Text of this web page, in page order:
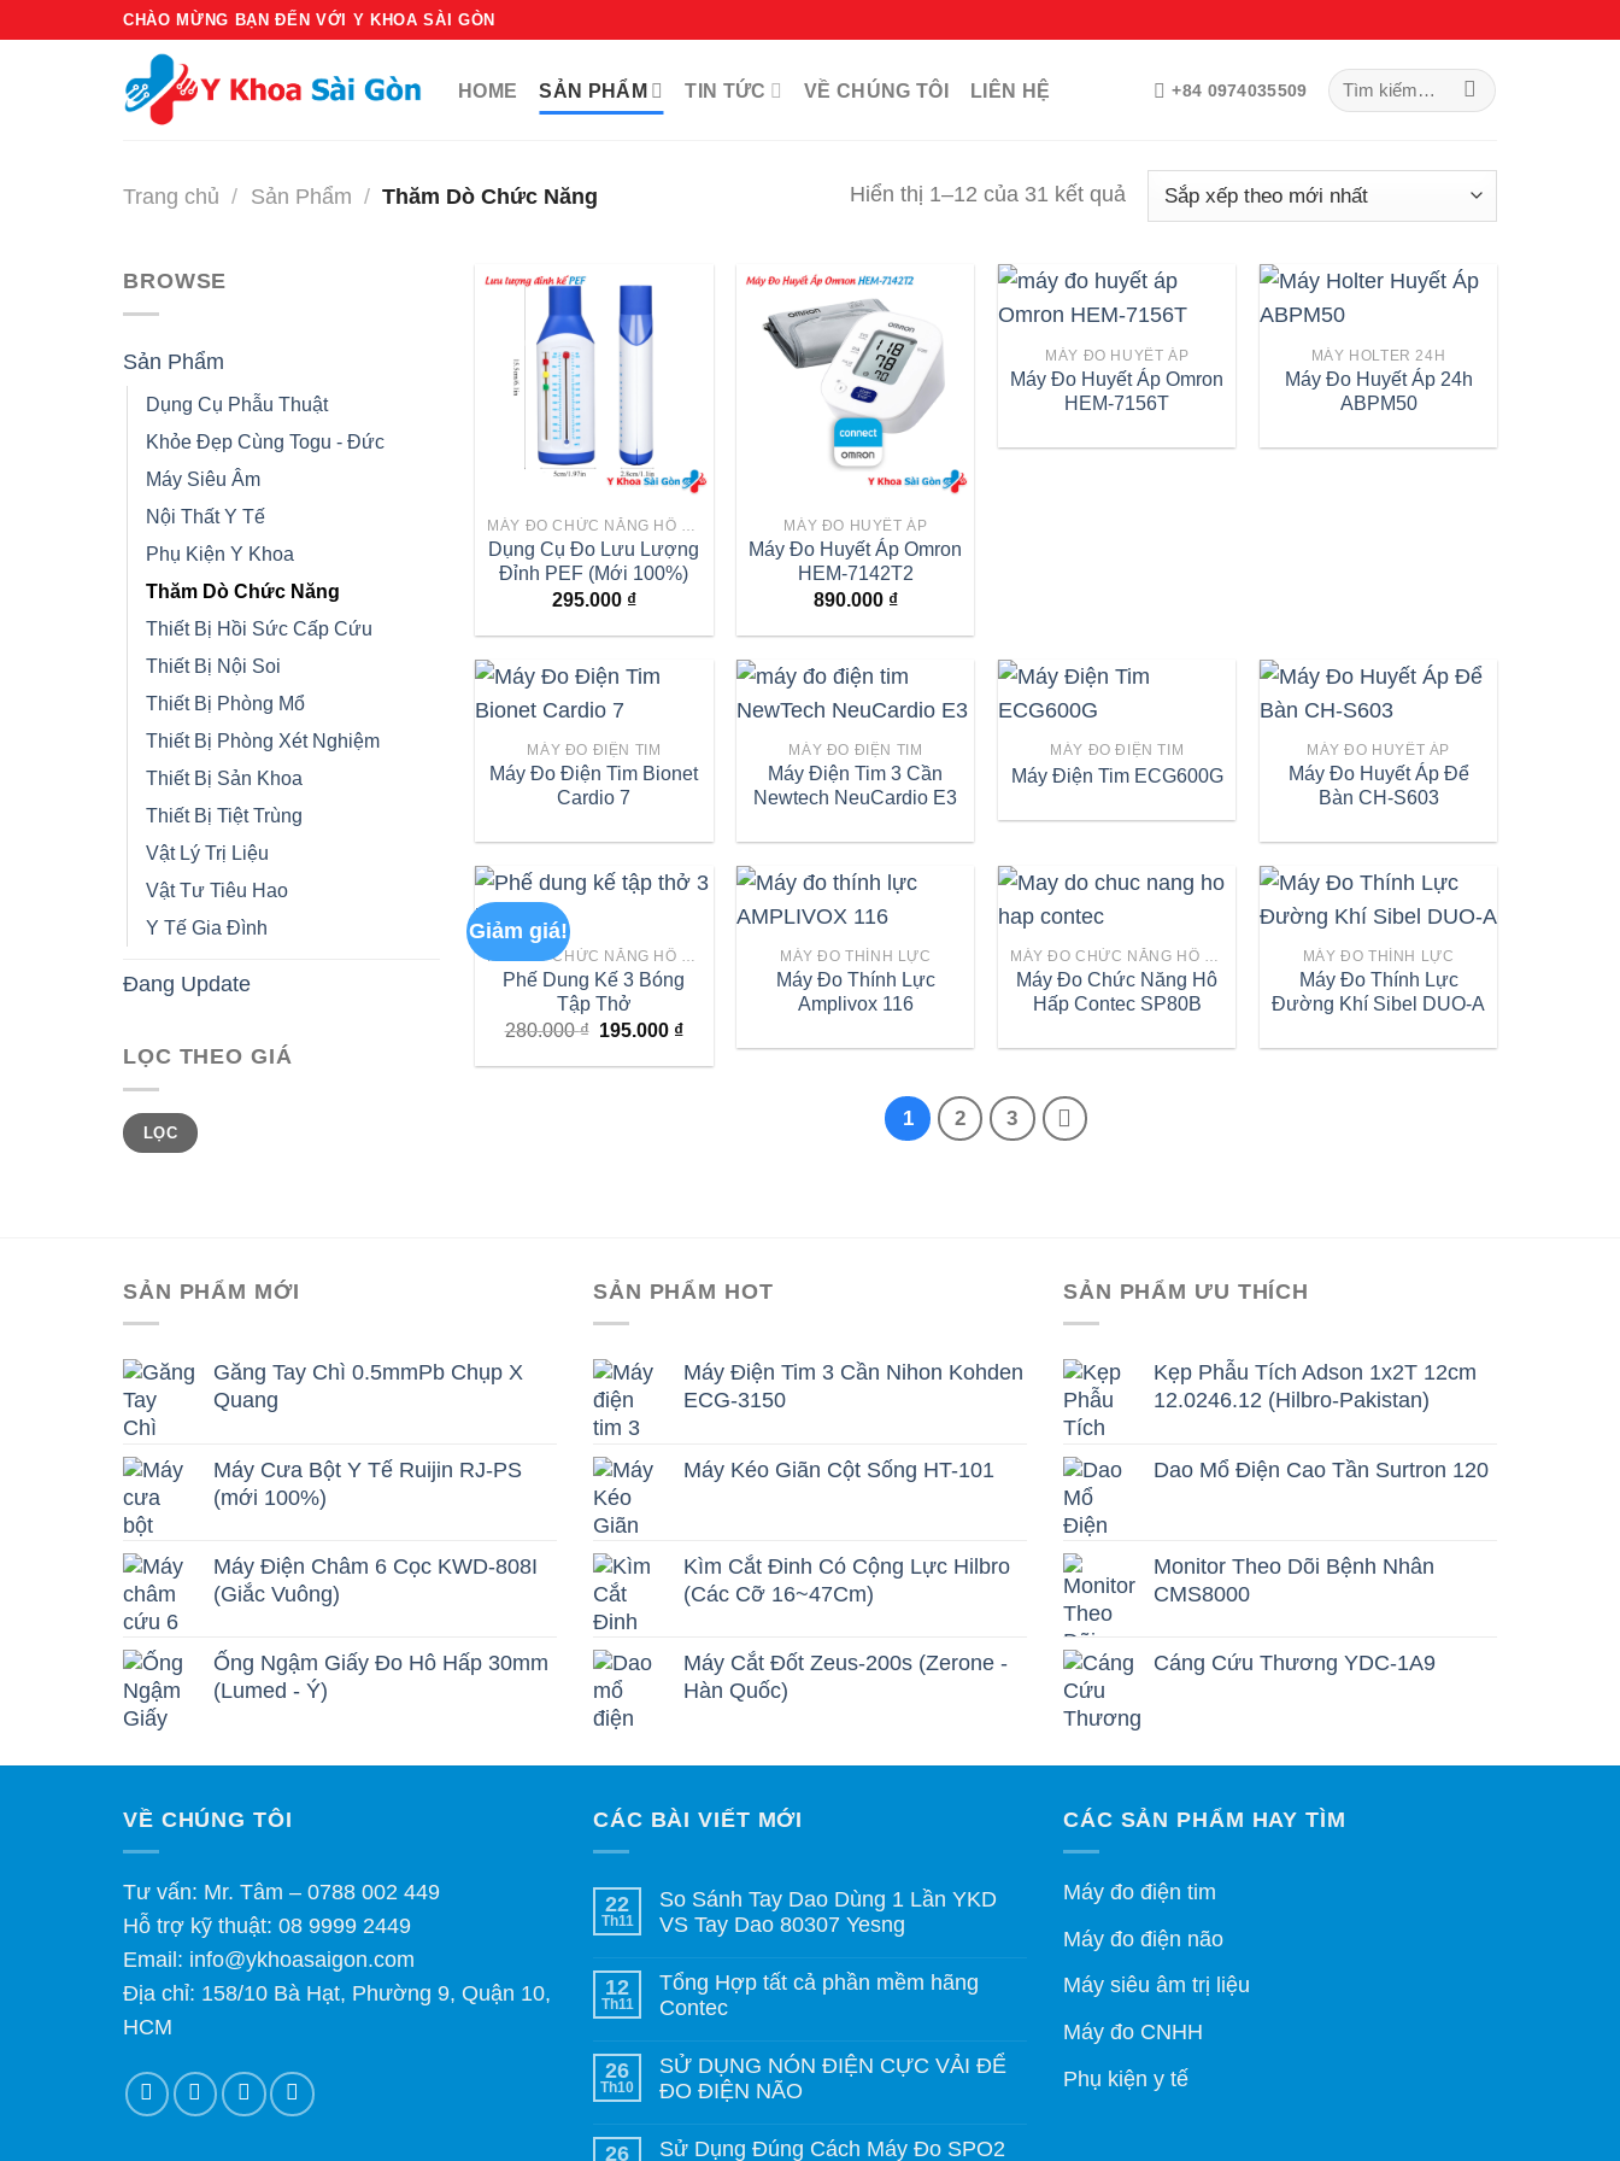
CHÀO MỪNG BẠN ĐẾN VỚI Y KHOA SÀI GÒN
HOME SẢN PHẨM TIN TỨC VỀ CHÚNG TÔI LIÊN HỆ +84 0974035509
Tìm
kiếm:
Trang chủ / Sản Phẩm / Thăm Dò Chức Năng Hiển thị 1–12 của 31 kết quả
sắp
theo
mới
nhất
BROWSE
Sản Phẩm
Dụng Cụ Phẫu Thuật
Khỏe Đẹp Cùng Togu - Đức
Máy Siêu Âm
Nội Thất Y Tế
Phụ Kiện Y Khoa
Thăm Dò Chức Năng
Thiết Bị Hồi Sức Cấp Cứu
Thiết Bị Nội Soi
Thiết Bị Phòng Mổ
Thiết Bị Phòng Xét Nghiệm
Thiết Bị Sản Khoa
Thiết Bị Tiệt Trùng
Vật Lý Trị Liệu
Vật Tư Tiêu Hao
Y Tế Gia Đình
Đang Update
LỌC THEO GIÁ
Giá
tối
thiểu
Giá
tối
đa
LỌC
MÁY ĐO CHỨC NĂNG HÔ HẤP
Dụng Cụ Đo Lưu Lượng
Đỉnh PEF (Mới 100%)
295.000 ₫
MÁY ĐO HUYẾT ÁP
Máy Đo Huyết Áp Omron
HEM-7142T2
890.000 ₫
MÁY ĐO HUYẾT ÁP
Máy Đo Huyết Áp Omron
HEM-7156T
MÁY HOLTER 24H
Máy Đo Huyết Áp 24h
ABPM50
MÁY ĐO ĐIỆN TIM
Máy Đo Điện Tim Bionet
Cardio 7
MÁY ĐO ĐIỆN TIM
Máy Điện Tim 3 Cần
Newtech NeuCardio E3
MÁY ĐO ĐIỆN TIM
Máy Điện Tim ECG600G
MÁY ĐO HUYẾT ÁP
Máy Đo Huyết Áp Để
Bàn CH-S603
Giảm giá!
MÁY ĐO CHỨC NĂNG HÔ HẤP
Phế Dung Kế 3 Bóng
Tập Thở
280.000₫ Giá
là:
195.000 ₫Giá
tại
MÁY ĐO THÍNH LỰC
Máy Đo Thính Lực
Amplivox 116
MÁY ĐO CHỨC NĂNG HÔ HẤP
Máy Đo Chức Năng Hô
Hấp Contec SP80B
MÁY ĐO THÍNH LỰC
Máy Đo Thính Lực
Đường Khí Sibel DUO-A
1 2 3
SẢN PHẨM MỚI
Găng Tay Chì 0.5mmPb Chụp X
Quang
Máy Cưa Bột Y Tế Ruijin RJ-PS
(mới 100%)
Máy Điện Châm 6 Cọc KWD-808I
(Giắc Vuông)
Ống Ngậm Giấy Đo Hô Hấp 30mm
(Lumed - Ý)
SẢN PHẨM HOT
Máy Điện Tim 3 Cần Nihon Kohden
ECG-3150
Máy Kéo Giãn Cột Sống HT-101
Kìm Cắt Đinh Có Cộng Lực Hilbro
(Các Cỡ 16~47Cm)
Máy Cắt Đốt Zeus-200s (Zerone -
Hàn Quốc)
SẢN PHẨM ƯU THÍCH
Kẹp Phẫu Tích Adson 1x2T 12cm
12.0246.12 (Hilbro-Pakistan)
Dao Mổ Điện Cao Tần Surtron 120
Monitor Theo Dõi Bệnh Nhân
CMS8000
Cáng Cứu Thương YDC-1A9
VỀ CHÚNG TÔI
Tư vấn: Mr. Tâm – 0788 002 449
Hỗ trợ kỹ thuật: 08 9999 2449
Email: info@ykhoasaigon.com
Địa chỉ: 158/10 Bà Hạt, Phường 9, Quận 10,
HCM
CÁC BÀI VIẾT MỚI
22
Th11
So Sánh Tay Dao Dùng 1 Lần YKD
VS Tay Dao 80307 Yesng
12
Th11
Tổng Hợp tất cả phần mềm hãng
Contec
26
Th10
SỬ DỤNG NÓN ĐIỆN CỰC VẢI ĐỂ
ĐO ĐIỆN NÃO
26 Sử Dụng Đúng Cách Máy Đo SPO2
CÁC SẢN PHẨM HAY TÌM
Máy đo điện tim
Máy đo điện não
Máy siêu âm trị liệu
Máy đo CNHH
Phụ kiện y tế